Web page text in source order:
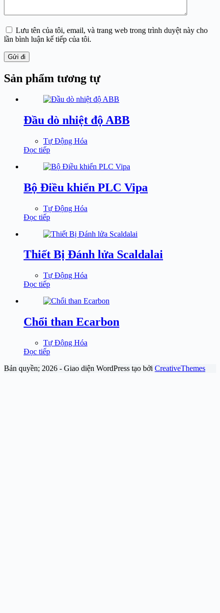
Lưu tên của tôi, email, và trang web trong trình duyệt này cho
lần bình luận kế tiếp của tôi.
Gửi đi
Sản phẩm tương tự
Đầu dò nhiệt độ ABB
Tự Động Hóa
Đọc tiếp
Bộ Điều khiển PLC Vipa
Tự Động Hóa
Đọc tiếp
Thiết Bị Đánh lửa Scaldalai
Tự Động Hóa
Đọc tiếp
Chổi than Ecarbon
Tự Động Hóa
Đọc tiếp
Bản quyền; 2026 - Giao diện WordPress tạo bởi CreativeThemes